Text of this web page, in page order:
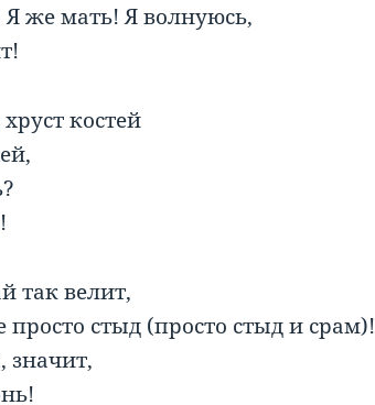
же мать! Я волнуюсь,
костей
так велит,
просто стыд (просто стыд и срам)!